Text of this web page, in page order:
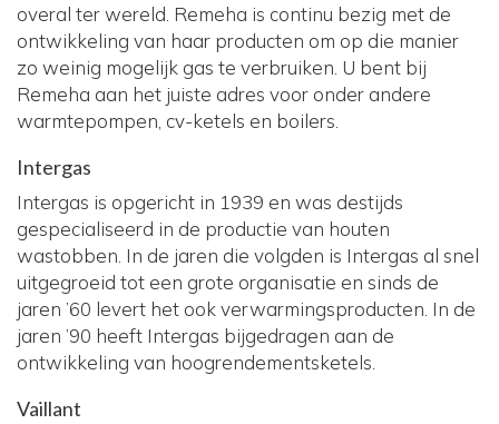
overal ter wereld. Remeha is continu bezig met de
ontwikkeling van haar producten om op die manier
zo weinig mogelijk gas te verbruiken. U bent bij
Remeha aan het juiste adres voor onder andere
warmtepompen, cv-ketels en boilers.
Intergas
Intergas is opgericht in 1939 en was destijds
gespecialiseerd in de productie van houten
wastobben. In de jaren die volgden is Intergas al snel
uitgegroeid tot een grote organisatie en sinds de
jaren ’60 levert het ook verwarmingsproducten. In de
jaren ’90 heeft Intergas bijgedragen aan de
ontwikkeling van hoogrendementsketels.
Vaillant